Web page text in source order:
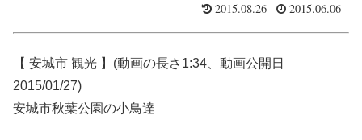
2015.08.26 2015.06.06
【 安城市 観光 】(動画の長さ1:34、動画公開日
2015/01/27)
安城市秋葉公園の小鳥達